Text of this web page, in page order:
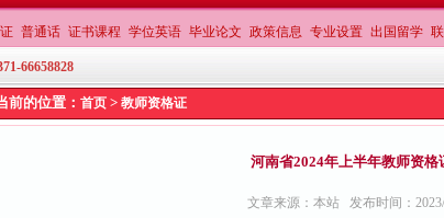
普通话 证书课程 学位英语 毕业论文 政策信息 专业设置 出国留学
66658828
前的位置： 首页 > 教师资格证
河南省2024年上半年教师资格
文章来源：本站 发布时间：2023/